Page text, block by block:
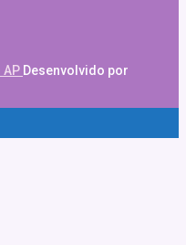
Desenvolvido por